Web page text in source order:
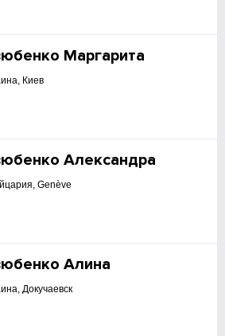
Маргарита
Киев
Александра
Genève
Алина
Докучаевск